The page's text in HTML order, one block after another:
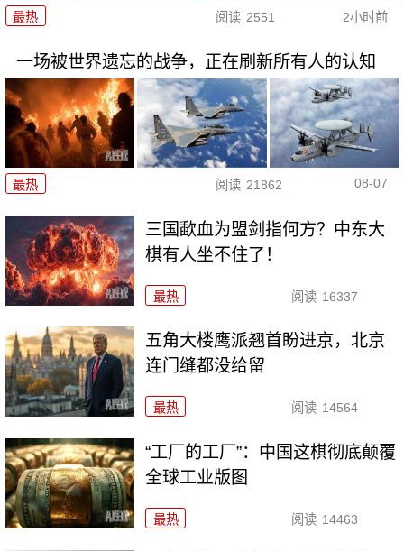
最热 阅读 2551 2小时前
一场被世界遗忘的战争，正在刷新所有人的认知
最热 阅读 21862 08-07
三国歃血为盟剑指何方？中东大
棋有人坐不住了！
最热 阅读 16337
五角大楼鹰派翘首盼进京，北京
连门缝都没给留
最热 阅读 14564
“工厂的工厂”：中国这棋彻底颠覆
全球工业版图
最热 阅读 14463